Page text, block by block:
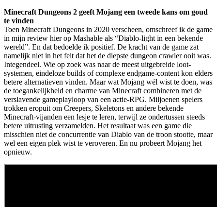
Minecraft Dungeons 2 geeft Mojang een tweede kans om goud
te vinden
Toen Minecraft Dungeons in 2020 verscheen, omschreef ik de game
in mijn review hier op Mashable als “Diablo-light in een bekende
wereld”. En dat bedoelde ik positief. De kracht van de game zat
namelijk niet in het feit dat het de diepste dungeon crawler ooit was.
Integendeel. Wie op zoek was naar de meest uitgebreide loot-
systemen, eindeloze builds of complexe endgame-content kon elders
betere alternatieven vinden. Maar wat Mojang wél wist te doen, was
de toegankelijkheid en charme van Minecraft combineren met de
verslavende gameplayloop van een actie-RPG. Miljoenen spelers
trokken eropuit om Creepers, Skeletons en andere bekende
Minecraft-vijanden een lesje te leren, terwijl ze ondertussen steeds
betere uitrusting verzamelden. Het resultaat was een game die
misschien niet de concurrentie van Diablo van de troon stootte, maar
wel een eigen plek wist te veroveren. En nu probeert Mojang het
opnieuw.